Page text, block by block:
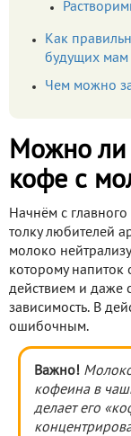
Как
будущих мам
Чем можно
Можно ли
кофе с
Начнём с главного
толку любителей
молоко
которому
действием и даже
зависимость. В
ошибочным.
Важно!
кофеина в
делает его